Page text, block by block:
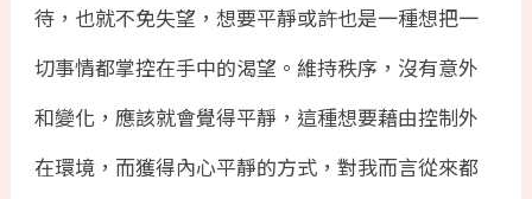
待，也就不免失望，想要平靜或許也是一種想把一
切事情都掌控在手中的渴望。維持秩序，沒有意外
和變化，應該就會覺得平靜，這種想要藉由控制外
在環境，而獲得內心平靜的方式，對我而言從來都